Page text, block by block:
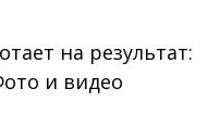
на результат:
и видео